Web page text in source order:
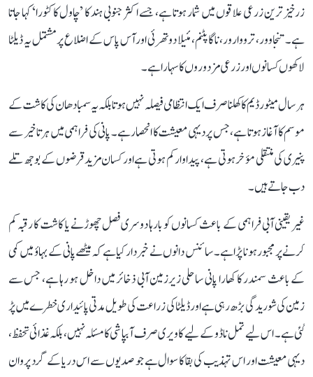
زرخیز ترین زرعی علاقوں میں شمار ہوتا ہے، جسے اکثر جنوبی ہند کا ’چاول کا کٹورا‘ کہا جاتا
ہے۔ تنجاوور، ترووارور، ناگاپٹنم، مئیلا دوتھرئی اور آس پاس کے اضلاع پر مشتمل یہ ڈیلٹا
لاکھوں کسانوں اور زرعی مزدوروں کا سہارا ہے۔
ہر سال میٹور ڈیم کا کھلنا صرف ایک انتظامی فیصلہ نہیں ہوتا بلکہ یہ سمبا دھان کی کاشت کے
موسم کا آغاز ہوتا ہے، جس پر دیہی معیشت کا انحصار ہے۔ پانی کی فراہمی میں ہر تاخیر سے
پنیری کی منتقلی مؤخر ہوتی ہے، پیداوار کم ہوتی ہے اور کسان مزید قرضوں کے بوجھ تلے
دب جاتے ہیں۔
غیر یقینی آبی فراہمی کے باعث کسانوں کو بارہا دوسری فصل چھوڑنے یا کاشت کا رقبہ کم
کرنے پر مجبور ہونا پڑا ہے۔ سائنس دانوں نے خبردار کیا ہے کہ میٹھے پانی کے بہاؤ میں کمی
کے باعث سمندر کا کھارا پانی ساحلی زیرزمین آبی ذخائر میں داخل ہو رہا ہے، جس سے
زمین کی شوریدگی بڑھ رہی ہے اور ڈیلٹا کی زراعت کی طویل مدتی پائیداری خطرے میں پڑ
گئی ہے۔ اس لیے تمل ناڈو کے لیے کاویری صرف آبپاشی کا مسئلہ نہیں، بلکہ غذائی تحفظ،
دیہی معیشت اور اس تہذیب کی بقا کا سوال ہے جو صدیوں سے اس دریا کے گرد پروان